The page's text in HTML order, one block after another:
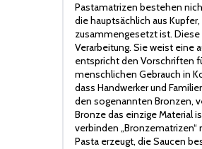
Pastamatrizen bestehen
die hauptsächlich aus
zusammengesetzt ist.
Verarbeitung. Sie weist eine
entspricht den Vorschriften
menschlichen Gebrauch in
dass Handwerker und
den sogenannten Bronzen,
Bronze das einzige Material
verbinden
Pasta erzeugt, die Saucen